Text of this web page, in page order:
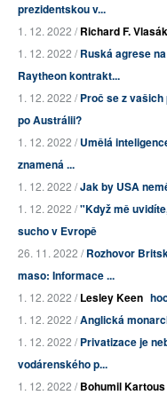
prezidentskou v...
1. 12. 2022 /Richard F. Vlasák
1. 12. 2022 /Ruská agrese
Raytheon kontrakt...
1. 12. 2022 /Proč se z
po Austrálii?
1. 12. 2022 /Umělá
znamená ...
1. 12. 2022 /Jak by USA
1. 12. 2022 /"Když mě
sucho v Evropě
26. 11. 2022 /Rozhovor
maso: Informace ...
1. 12. 2022 /Lesley Keen
1. 12. 2022 /Anglická
1. 12. 2022 /Privatizace je
vodárenského p...
1. 12. 2022 /Bohumil Kartous